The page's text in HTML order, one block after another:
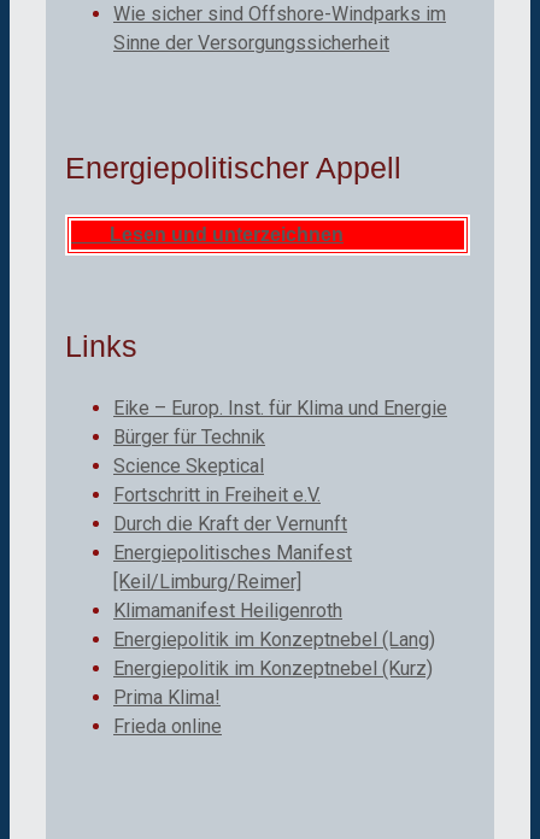
Wie sicher sind Offshore-Windparks im
Sinne der Versorgungssicherheit
Energiepolitischer Appell
Lesen und unterzeichnen
Links
Eike – Europ. Inst. für Klima und Energie
Bürger für Technik
Science Skeptical
Fortschritt in Freiheit e.V.
Durch die Kraft der Vernunft
Energiepolitisches Manifest
[Keil/Limburg/Reimer]
Klimamanifest Heiligenroth
Energiepolitik im Konzeptnebel (Lang)
Energiepolitik im Konzeptnebel (Kurz)
Prima Klima!
Frieda online